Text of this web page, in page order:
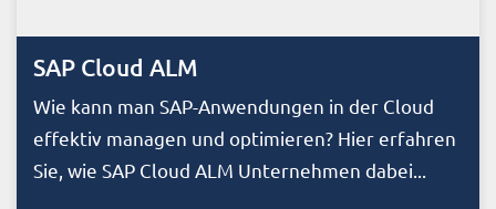
SAP Cloud ALM
Wie kann man SAP-Anwendungen in der Cloud
effektiv managen und optimieren? Hier erfahren
Sie, wie SAP Cloud ALM Unternehmen dabei...